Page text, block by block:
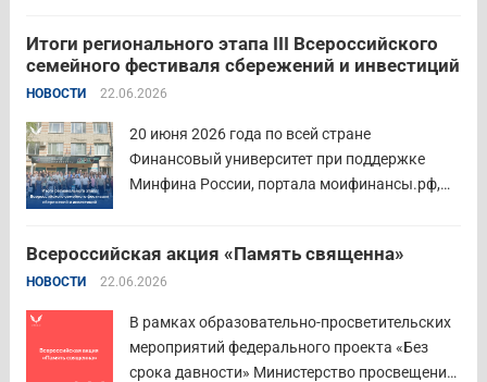
Институт изучения детства, семьи и
воспитания и Российский детско-юношеский
центр. Прием заявок пройдет до 26 июля
включительно. Участниками конкурса могут
стать педагоги детских...
Итоги регионального этапа III Всероссийского
семейного фестиваля сбережений и инвестиций
НОВОСТИ 22.06.2026
20 июня 2026 года по всей стране
Финансовый университет при поддержке
Минфина России, портала моифинансы.рф,
семейного фестиваля сбережений и
инвестиций. В Курганской области
филиал Финуниверситета. 16 семей-
победителей... Читать дальше
Всероссийская акция «Память священна»
НОВОСТИ 22.06.2026
В рамках образовательно-просветительских
мероприятий федерального проекта «Без
срока давности» Министерство просвещения